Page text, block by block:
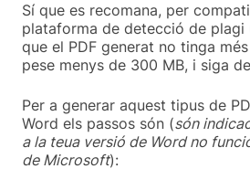
Sí que es recomana, per
plataforma de detecció de plagi
que el PDF generat no tinga
pese menys de 300 MB, i siga
Per a generar aquest tipus de
Word els passos són (són
a la teua versió de Word no
de Microsoft):